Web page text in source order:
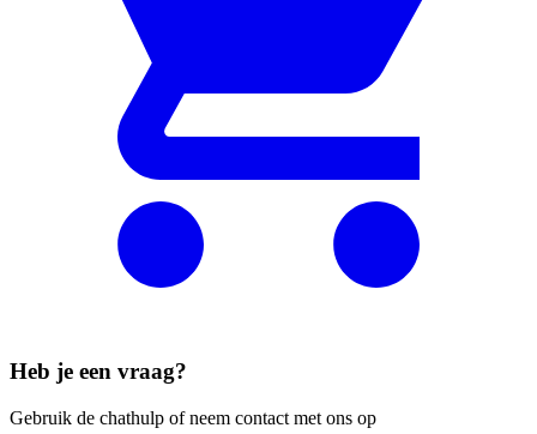
Heb je een vraag?
Gebruik de chathulp of neem contact met ons op